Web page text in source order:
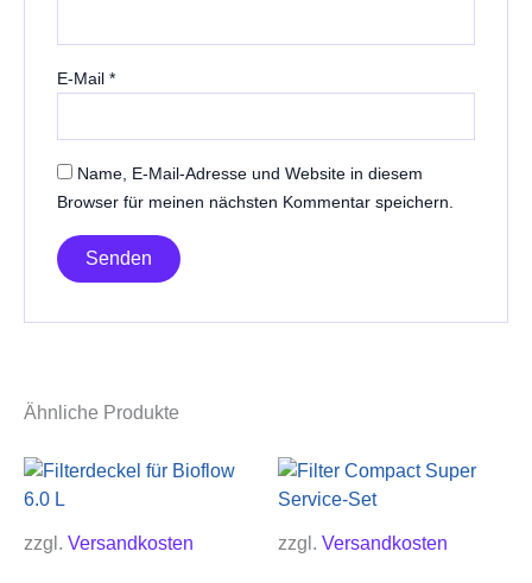
E-Mail *
Name, E-Mail-Adresse und Website in diesem
Browser für meinen nächsten Kommentar speichern.
Ähnliche Produkte
zzgl. Versandkosten zzgl. Versandkosten